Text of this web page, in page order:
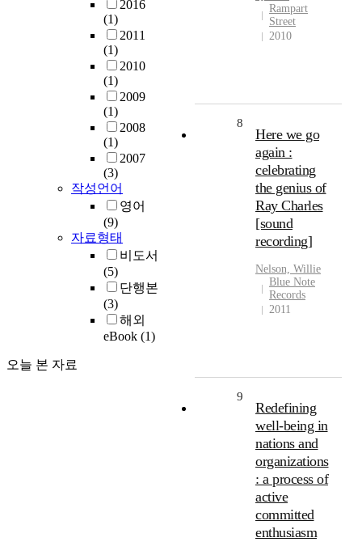
2016
(1)
2011
(1)
2010
(1)
2009
(1)
2008
(1)
2007
(3)
작성언어
영어
(9)
자료형태
비도서
(5)
단행본
(3)
해외
eBook (1)
오늘 본 자료
Rampart
Street
2010
8
Here we go
again :
celebrating
the genius of
Ray Charles
[sound
recording]
Nelson, Willie
Blue Note
Records
2011
9
Redefining
well-being in
nations and
organizations
: a process of
active
committed
enthusiasm